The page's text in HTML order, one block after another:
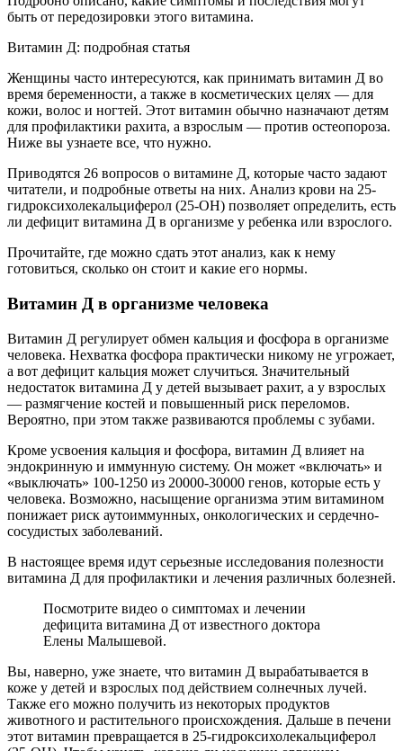
быть от передозировки этого витамина.
Витамин Д: подробная статья
Женщины часто интересуются, как принимать витамин Д во
время беременности, а также в косметических целях — для
кожи, волос и ногтей. Этот витамин обычно назначают детям
для профилактики рахита, а взрослым — против остеопороза.
Ниже вы узнаете все, что нужно.
Приводятся 26 вопросов о витамине Д, которые часто задают
читатели, и подробные ответы на них. Анализ крови на 25-
гидроксихолекальциферол (25-ОН) позволяет определить, есть
ли дефицит витамина Д в организме у ребенка или взрослого.
Прочитайте, где можно сдать этот анализ, как к нему
готовиться, сколько он стоит и какие его нормы.
Витамин Д в организме человека
Витамин Д регулирует обмен кальция и фосфора в организме
человека. Нехватка фосфора практически никому не угрожает,
а вот дефицит кальция может случиться. Значительный
недостаток витамина Д у детей вызывает рахит, а у взрослых
— размягчение костей и повышенный риск переломов.
Вероятно, при этом также развиваются проблемы с зубами.
Кроме усвоения кальция и фосфора, витамин Д влияет на
эндокринную и иммунную систему. Он может «включать» и
«выключать» 100-1250 из 20000-30000 генов, которые есть у
человека. Возможно, насыщение организма этим витамином
понижает риск аутоиммунных, онкологических и сердечно-
сосудистых заболеваний.
В настоящее время идут серьезные исследования полезности
витамина Д для профилактики и лечения различных болезней.
Посмотрите видео о симптомах и лечении
дефицита витамина Д от известного доктора
Елены Малышевой.
Вы, наверно, уже знаете, что витамин Д вырабатывается в
коже у детей и взрослых под действием солнечных лучей.
Также его можно получить из некоторых продуктов
животного и растительного происхождения. Дальше в печени
этот витамин превращается в 25-гидроксихолекальциферол